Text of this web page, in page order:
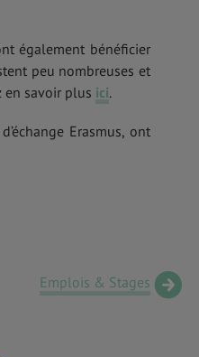
également bénéficier
peu nombreuses et
en savoir plus ici.
Erasmus, ont
Emplois & Stages